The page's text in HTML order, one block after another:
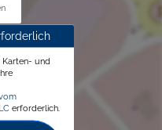
Karten- und
erforderlich.